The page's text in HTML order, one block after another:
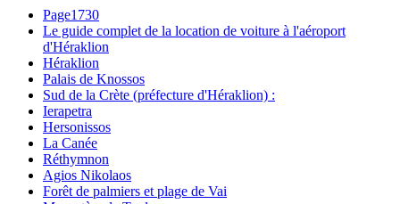
Page1730
Le guide complet de la location de voiture à l'aéroport
d'Héraklion
Héraklion
Palais de Knossos
Sud de la Crète (préfecture d'Héraklion) :
Ierapetra
Hersonissos
La Canée
Réthymnon
Agios Nikolaos
Forêt de palmiers et plage de Vai